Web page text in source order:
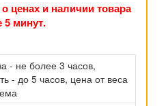
ценах и наличии товара
минут.
- не более 3 часов,
- до 5 часов, цена от веса